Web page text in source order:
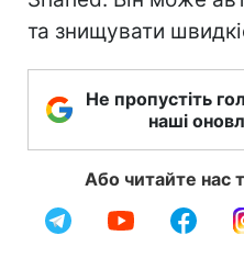
та знищувати
Не пропустіть
наші
Або читайте нас